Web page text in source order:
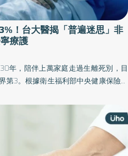
！台大醫揭「普遍迷思」非
療護
年，陪伴上萬家庭走過生離死別，目
第3。根據衛生福利部中央健康保險署
，但非癌症病人比率卻僅23%。事實
安寧療護，關鍵在於轉介時間及家屬觀